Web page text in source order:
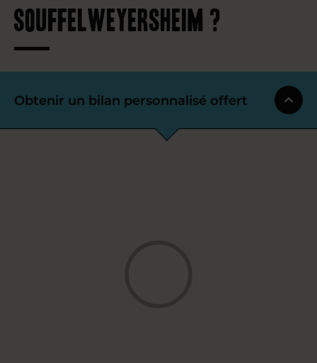
Souffelweyersheim ?
Obtenir un bilan personnalisé offert